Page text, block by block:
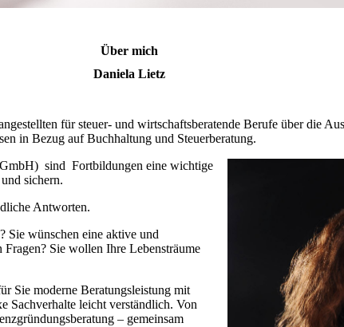
Über mich
Daniela Lietz
für steuer- und wirtschaftsberatende Berufe über die
in Bezug auf Buchhaltung und Steuerberatung.
sind Fortbildungen eine wichtige
sichern.
Antworten.
Sie wünschen eine aktive und
Sie wollen Ihre Lebensträume
Sie moderne Beratungsleistung mit
Sachverhalte leicht verständlich. Von
– gemeinsam